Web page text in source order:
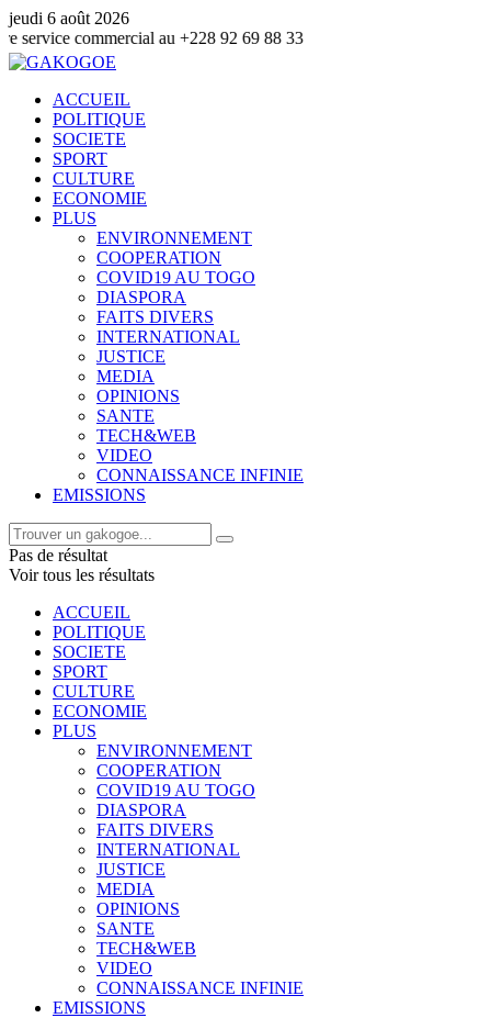
jeudi 6 août 2026
au +228 92 69 88 33
ACCUEIL
POLITIQUE
SOCIETE
SPORT
CULTURE
ECONOMIE
PLUS
ENVIRONNEMENT
COOPERATION
COVID19 AU TOGO
DIASPORA
FAITS DIVERS
INTERNATIONAL
JUSTICE
MEDIA
OPINIONS
SANTE
TECH&WEB
VIDEO
CONNAISSANCE INFINIE
EMISSIONS
Pas de résultat
Voir tous les résultats
ACCUEIL
POLITIQUE
SOCIETE
SPORT
CULTURE
ECONOMIE
PLUS
ENVIRONNEMENT
COOPERATION
COVID19 AU TOGO
DIASPORA
FAITS DIVERS
INTERNATIONAL
JUSTICE
MEDIA
OPINIONS
SANTE
TECH&WEB
VIDEO
CONNAISSANCE INFINIE
EMISSIONS